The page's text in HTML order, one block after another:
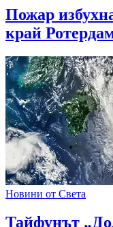
Пожар
край
Новини от Света
Тайфунът